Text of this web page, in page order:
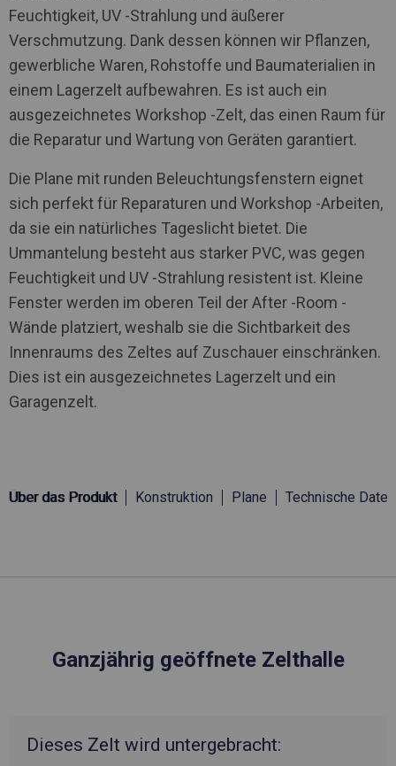
Feuchtigkeit, UV -Strahlung und äußerer
Verschmutzung. Dank dessen können wir Pflanzen,
gewerbliche Waren, Rohstoffe und Baumaterialien in
einem Lagerzelt aufbewahren. Es ist auch ein
ausgezeichnetes Workshop -Zelt, das einen Raum für
die Reparatur und Wartung von Geräten garantiert.
Die Plane mit runden Beleuchtungsfenstern eignet
sich perfekt für Reparaturen und Workshop -Arbeiten,
da sie ein natürliches Tageslicht bietet. Die
Ummantelung besteht aus starker PVC, was gegen
Feuchtigkeit und UV -Strahlung resistent ist. Kleine
Fenster werden im oberen Teil der After -Room -
Wände platziert, weshalb sie die Sichtbarkeit des
Innenraums des Zeltes auf Zuschauer einschränken.
Dies ist ein ausgezeichnetes Lagerzelt und ein
Garagenzelt.
Über das Produkt Konstruktion Plane Technische Daten
Ganzjährig geöffnete Zelthalle
Dieses Zelt wird untergebracht: